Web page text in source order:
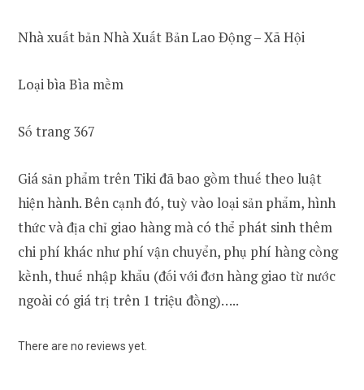
Nhà xuất bản Nhà Xuất Bản Lao Động – Xã Hội
Loại bìa Bìa mềm
Số trang 367
Giá sản phẩm trên Tiki đã bao gồm thuế theo luật
hiện hành. Bên cạnh đó, tuỳ vào loại sản phẩm, hình
thức và địa chỉ giao hàng mà có thể phát sinh thêm
chi phí khác như phí vận chuyển, phụ phí hàng cồng
kềnh, thuế nhập khẩu (đối với đơn hàng giao từ nước
ngoài có giá trị trên 1 triệu đồng)…..
There are no reviews yet.